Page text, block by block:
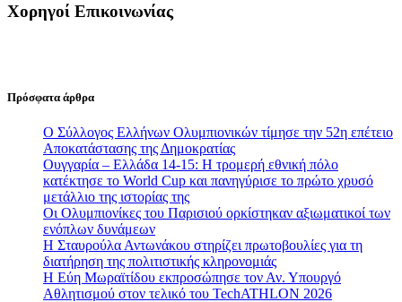
Χορηγοί Επικοινωνίας
Πρόσφατα άρθρα
Ο Σύλλογος Ελλήνων Ολυμπιονικών τίμησε την 52η επέτειο
Αποκατάστασης της Δημοκρατίας
Ουγγαρία – Ελλάδα 14-15: Η τρομερή εθνική πόλο
κατέκτησε το World Cup και πανηγύρισε το πρώτο χρυσό
μετάλλιο της ιστορίας της
Οι Ολυμπιονίκες του Παρισιού ορκίστηκαν αξιωματικοί των
ενόπλων δυνάμεων
Η Σταυρούλα Αντωνάκου στηρίζει πρωτοβουλίες για τη
διατήρηση της πολιτιστικής κληρονομιάς
Η Εύη Μωραϊτίδου εκπροσώπησε τον Αν. Υπουργό
Αθλητισμού στον τελικό του TechATHLON 2026